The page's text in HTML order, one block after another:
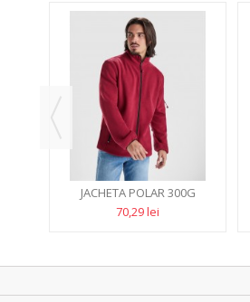
JACHETA POLAR 300G
LUCIANE
70,29 lei